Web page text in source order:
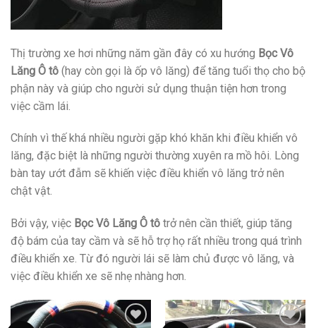
Thị trường xe hơi những năm gần đây có xu hướng Bọc Vô
Lăng Ô tô (hay còn gọi là ốp vô lăng) để tăng tuổi thọ cho bộ
phận này và giúp cho người sử dụng thuận tiện hơn trong
việc cầm lái.
Chính vì thế khá nhiều người gặp khó khăn khi điều khiển vô
lăng, đặc biệt là những người thường xuyên ra mồ hôi. Lòng
bàn tay ướt đẫm sẽ khiến việc điều khiển vô lăng trở nên
chật vật.
Bởi vậy, việc Bọc Vô Lăng Ô tô trở nên cần thiết, giúp tăng
độ bám của tay cầm và sẽ hỗ trợ họ rất nhiều trong quá trình
điều khiển xe. Từ đó người lái sẽ làm chủ được vô lăng, và
việc điều khiển xe sẽ nhẹ nhàng hơn.